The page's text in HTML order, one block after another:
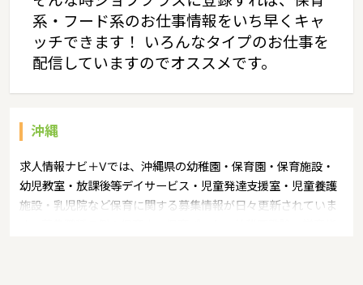
系・フード系のお仕事情報をいち早くキャ
ッチできます！ いろんなタイプのお仕事を
配信していますのでオススメです。
沖縄
求人情報ナビ＋Vでは、沖縄県の幼稚園・保育園・保育施設・
幼児教室・放課後等デイサービス・児童発達支援室・児童養護
施設・乳児院など保育に関する募集情報が日々更新されていま